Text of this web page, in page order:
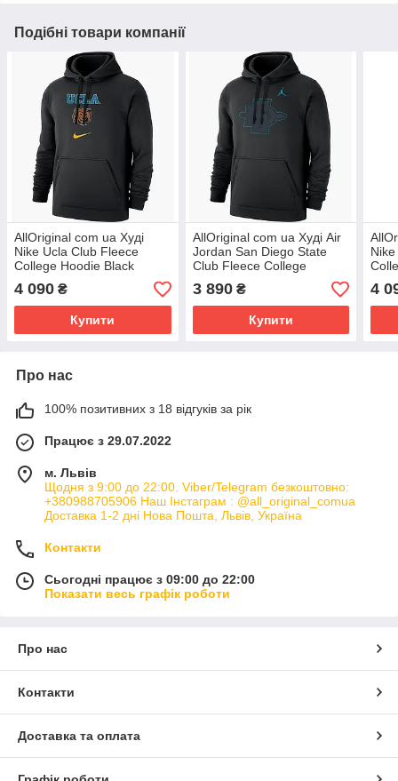
Подібні товари компанії
AllOriginal com ua Худі
Nike Ucla Club Fleece
College Hoodie Black
M31777P738-UCL
РОЗМІРИ ЗАПИТУЙТЕ
4 090 ₴
Купити
AllOriginal com ua Худі Air
Jordan San Diego State
Club Fleece College
Pullover Hoodie Black
M31777P185-SDU
3 890₴
Купити
4
Про нас
100% позитивних з 18 відгуків за рік
Працює з 29.07.2022
м. Львів
Щодня з 9:00 до 22:00. Viber/Telegram безкоштовно:
+380988705906 Наш Інстаграм : @all_original_comua
Доставка 1-2 дні Нова Пошта, Львів, Україна
Контакти
Сьогодні працює з 09:00 до 22:00
Показати весь графік роботи
Про нас
Контакти
Доставка та оплата